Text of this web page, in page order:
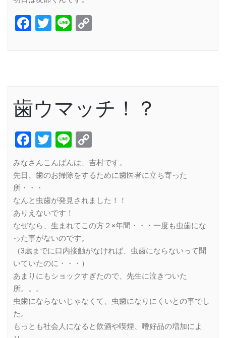
Facebook
Twitter
Line
歯ウマッチ！？
Facebook
Twitter
Line
Link
みなさんこんばんは、吉村です。
先日、歯のお掃除をするために歯医者に立ち寄った
所・・・
なんと虫歯が発見されました！！
ありえないです！
なぜなら、生まれてこの方２×年間・・・一度も虫歯にな
った事がないのです。
（3歳までに口内接触がなければ、虫歯にならないって聞
いていたのに・・・）
あまりにもショックすぎたので、先生に泣きついた
所。。。
虫歯にならないじゃなくて、虫歯になりにくいとの事でし
た。
もっとも社会人になると飲酒や喫煙、嗜好品の増加によ